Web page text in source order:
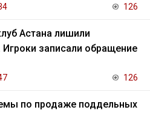
126
Астана лишили
записали обращение
126
по продаже поддельных